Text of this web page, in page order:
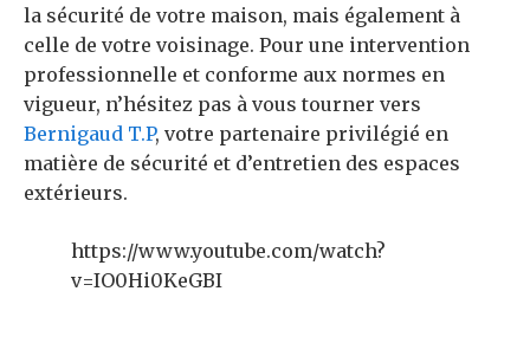
la sécurité de votre maison, mais également à
celle de votre voisinage. Pour une intervention
professionnelle et conforme aux normes en
vigueur, n’hésitez pas à vous tourner vers
Bernigaud T.P, votre partenaire privilégié en
matière de sécurité et d’entretien des espaces
extérieurs.
https://www.youtube.com/watch?
v=IO0Hi0KeGBI